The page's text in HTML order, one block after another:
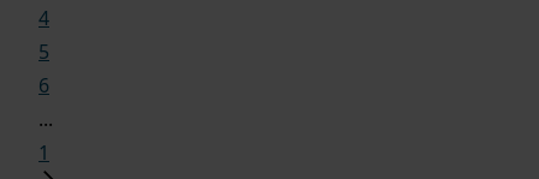
4
5
6
...
1